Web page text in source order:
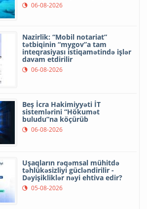
06-08-2026
Nazirlik: “Mobil notariat”
tətbiqinin “mygov”a tam
inteqrasiyası istiqamətində işlər
davam etdirilir
06-08-2026
Beş İcra Hakimiyyəti İT
sistemlərini “Hökumət
buludu”na köçürüb
06-08-2026
Uşaqların rəqəmsal mühitdə
təhlükəsizliyi gücləndirilir -
Dəyişikliklər nəyi ehtiva edir?
05-08-2026